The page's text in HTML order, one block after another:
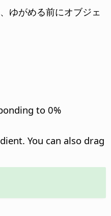
ゆがめる前にオブジェ
to 0%
You can also drag